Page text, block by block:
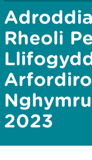
Rheoli
2023